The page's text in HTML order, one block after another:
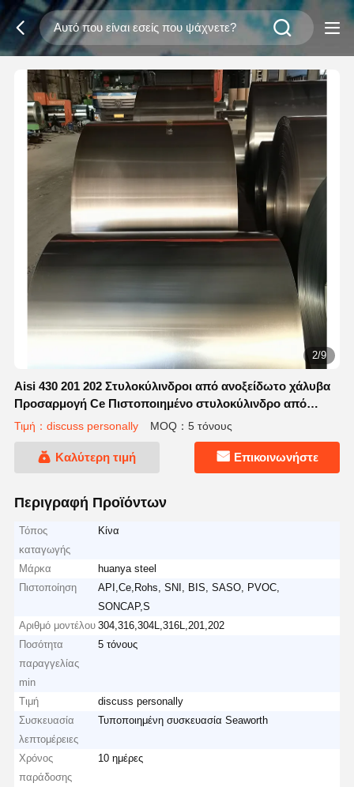
3/9
Aisi 430 201 202 Στυλοκύλινδροι από ανοξείδωτο χάλυβα
Προσαρμογή Ce Πιστοποιημένο στυλοκύλινδρο από
ανοξείδωτο χάλυβα
Τιμή：discuss personally MOQ：5 τόνους
Καλύτερη τιμή Επικοινωνήστε
Περιγραφή Προϊόντων
Τόπος
καταγωγής
Κίνα
Μάρκα
huanya steel
Πιστοποίηση
API,Ce,Rohs, SNI, BIS, SASO, PVOC,
SONCAP,S
Αριθμό μοντέλου 304,316,304L,316L,201,202
Ποσότητα
παραγγελίας
min
5 τόνους
Τιμή
discuss personally
Συσκευασία
λεπτομέρειες
Τυποποιημένη συσκευασία Seaworth
Χρόνος
παράδοσης
10 ημέρες